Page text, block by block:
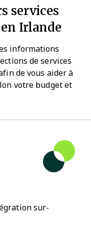
services
Irlande
informations
de services
de vous aider à
votre budget et
sur-